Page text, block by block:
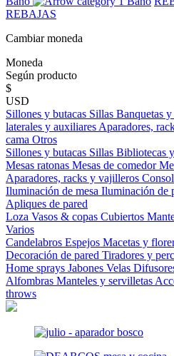
REBAJAS
Cambiar moneda
Moneda
Según producto
$
USD
Sillones y butacas Sillas Banquetas
laterales y auxiliares Aparadores,
cama Otros
Sillones y butacas Sillas Bibliotecas
Mesas ratonas Mesas de comedor
Aparadores, racks y vajilleros
Iluminación de mesa Iluminación de
Apliques de pared
Loza Vasos & copas Cubiertos
Varios
Candelabros Espejos Macetas y
Decoración de pared Tiradores y
Home sprays Jabones Velas
Alfombras Manteles y servilletas
throws